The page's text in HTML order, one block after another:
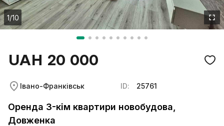
1/10
UAH 20 000
Івано-Франківськ ID: 25761
Оренда 3-кім квартири новобудова,
Довженка